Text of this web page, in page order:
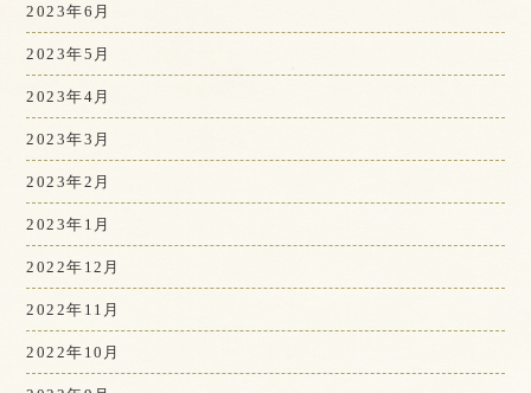
2023年6月
2023年5月
2023年4月
2023年3月
2023年2月
2023年1月
2022年12月
2022年11月
2022年10月